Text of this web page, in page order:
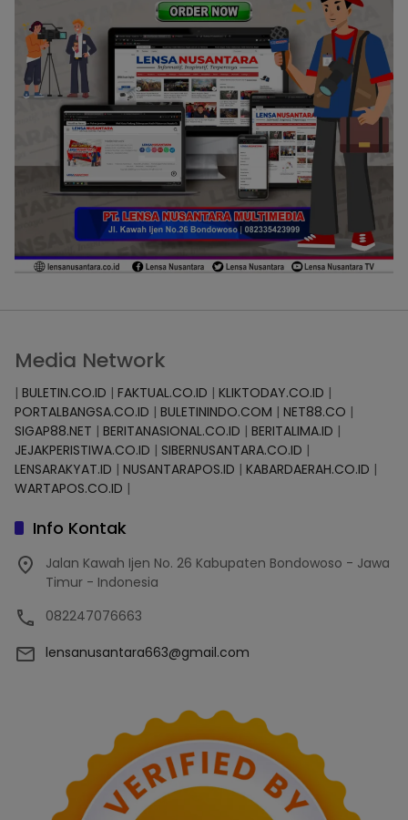
Media Network
| BULETIN.CO.ID | FAKTUAL.CO.ID | KLIKTODAY.CO.ID |
PORTALBANGSA.CO.ID | BULETININDO.COM | NET88.CO |
SIGAP88.NET | BERITANASIONAL.CO.ID | BERITALIMA.ID |
JEJAKPERISTIWA.CO.ID | SIBERNUSANTARA.CO.ID |
LENSARAKYAT.ID | NUSANTARAPOS.ID | KABARDAERAH.CO.ID |
WARTAPOS.CO.ID |
Info Kontak
Jalan Kawah Ijen No. 26 Kabupaten Bondowoso - Jawa
Timur - Indonesia
082247076663
lensanusantara663@gmail.com